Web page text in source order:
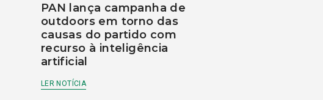
PAN lança campanha de
outdoors em torno das
causas do partido com
recurso à inteligência
artificial
LER NOTÍCIA